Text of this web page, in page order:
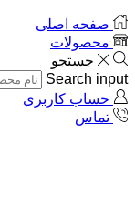
صفحه اصلی
محصولات
جستجو
Search input
حساب کاربری
تماس